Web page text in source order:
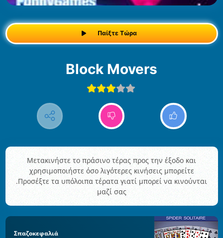
Παίξτε Τώρα
Block Movers
Μετακινήστε το πράσινο τέρας προς την έξοδο και
χρησιμοποιήστε όσο λιγότερες κινήσεις μπορείτε
.Προσέξτε τα υπόλοιπα τέρατα γιατί μπορεί να κινούνται
μαζί σας
Σπαζοκεφαλιά